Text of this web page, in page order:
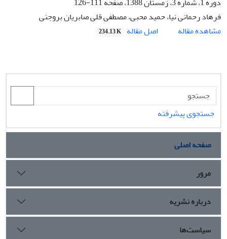
فرهاد رحمانی نیا، حمید محبی، مصطفی قلی صابریان بروجنی
مشاهده مقاله
اصل مقاله 234.13 K
جستجوی پیشرفته
صفحه اصلی
مرور
درباره نشریه
سیاست‌ها